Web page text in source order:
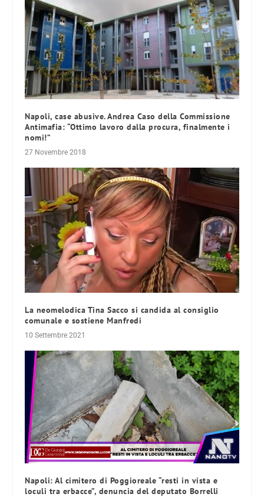
Napoli, case abusive. Andrea Caso della Commissione
Antimafia: “Ottimo lavoro dalla procura, finalmente i
nomi!”
27 Novembre 2018
La neomelodica Tina Sacco si candida al consiglio
comunale e sostiene Manfredi
10 Settembre 2021
Napoli: Al cimitero di Poggioreale “resti in vista e
loculi tra erbacce”, denuncia del deputato Borrelli